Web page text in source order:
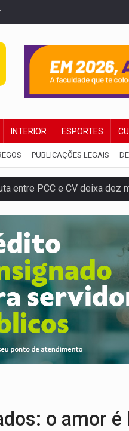
INTERIOR ESPORTES
PUBLICAÇÕES LEGAIS
entre PCC e CV deixa dez
inicia campanha de
faz operação para prender
Operação Brasil Contra
Trabalho inédito vai garantir
Identificadas as cinco
O CRIME:Acusado de
para cinco o número de
o amor é